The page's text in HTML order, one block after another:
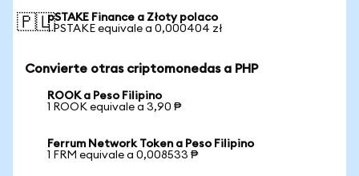
🇵🇱pSTAKE Finance a Złoty polaco
1 PSTAKE equivale a 0,000404 zł
Convierte otras criptomonedas a PHP
ROOK a Peso Filipino
1 ROOK equivale a 3,90 ₱
Ferrum Network Token a Peso Filipino
1 FRM equivale a 0,008533 ₱